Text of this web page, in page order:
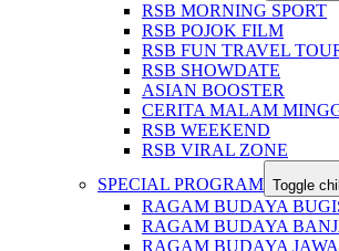
RSB MORNING SPORT
RSB POJOK FILM
RSB FUN TRAVEL
RSB SHOWDATE
ASIAN BOOSTER
CERITA MALAM
RSB WEEKEND
RSB VIRAL ZONE
SPECIAL PROGRAM Toggle
RAGAM BUDAYA
RAGAM BUDAYA
RAGAM BUDAYA JAWA